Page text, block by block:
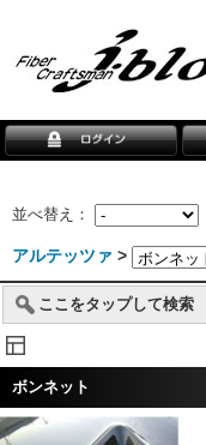
並べ替え：
アルテッツァ >
ここをタップして検索
ボンネット